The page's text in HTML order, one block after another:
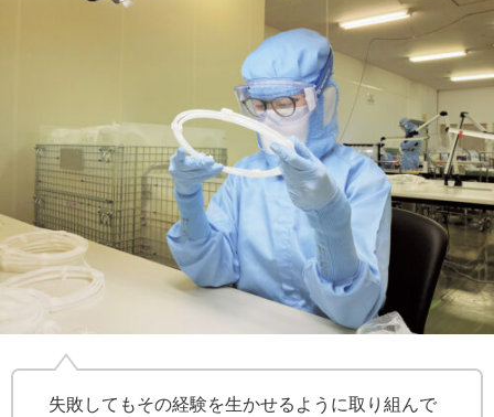
失敗してもその経験を生かせるように取り組んで